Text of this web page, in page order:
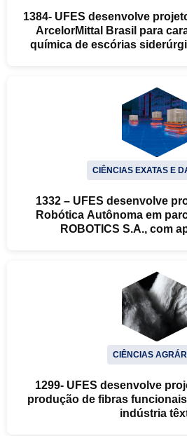
1384- UFES desenvolve
ArcelorMittal Brasil para
química de escórias
CIÊNCIAS EXATAS E
1332 – UFES desenvolve
Robótica Autônoma em
ROBOTICS S.A., com
CIÊNCIAS
1299- UFES desenvolve
produção de fibras
indústria